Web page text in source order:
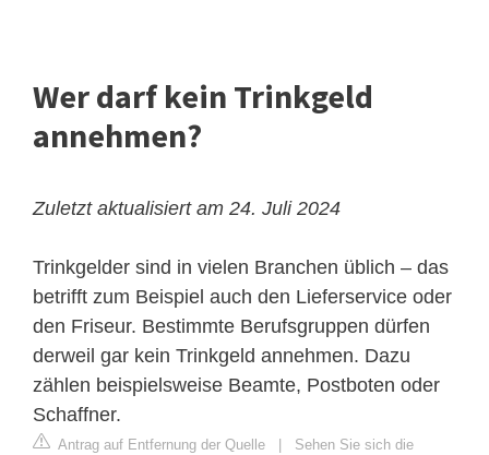
Wer darf kein Trinkgeld
annehmen?
Zuletzt aktualisiert am 24. Juli 2024
Trinkgelder sind in vielen Branchen üblich – das
betrifft zum Beispiel auch den Lieferservice oder
den Friseur. Bestimmte Berufsgruppen dürfen
derweil gar kein Trinkgeld annehmen. Dazu
zählen beispielsweise Beamte, Postboten oder
Schaffner.
Antrag auf Entfernung der Quelle
Sehen Sie sich die